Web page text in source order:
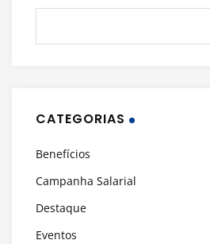
CATEGORIAS
Benefícios
Campanha Salarial
Destaque
Eventos